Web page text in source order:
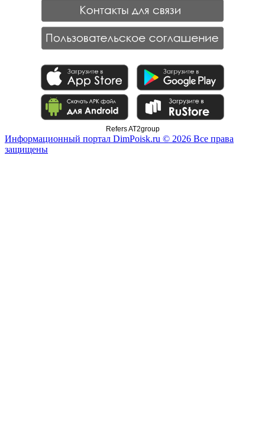
Refers AT2group
Информационный портал DimPoisk.ru © 2026 Все права
защищены